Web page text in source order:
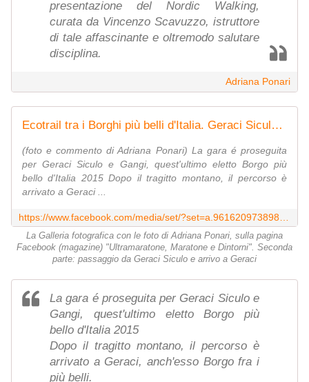
presentazione del Nordic Walking,
curata da Vincenzo Scavuzzo, istruttore
di tale affascinante e oltremodo salutare
disciplina.
Adriana Ponari
Ecotrail tra i Borghi più belli d'Italia. Geraci Siculo e Gangi
(foto e commento di Adriana Ponari) La gara é proseguita
per Geraci Siculo e Gangi, quest'ultimo eletto Borgo più
bello d'Italia 2015 Dopo il tragitto montano, il percorso è
arrivato a Geraci ...
La Galleria fotografica con le foto di Adriana Ponari, sulla pagina
Facebook (magazine) "Ultramaratone, Maratone e Dintorni". Seconda
parte: passaggio da Geraci Siculo e arrivo a Geraci
La gara é proseguita per Geraci Siculo e
Gangi, quest'ultimo eletto Borgo più
bello d'Italia 2015
Dopo il tragitto montano, il percorso è
arrivato a Geraci, anch'esso Borgo fra i
più belli.